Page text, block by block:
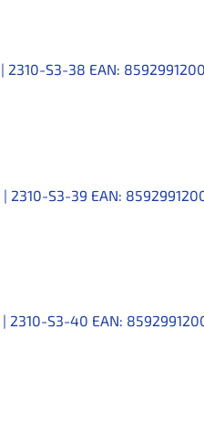
| 2310-S3-38 EAN:
| 2310-S3-39 EAN:
| 2310-S3-40 EAN: